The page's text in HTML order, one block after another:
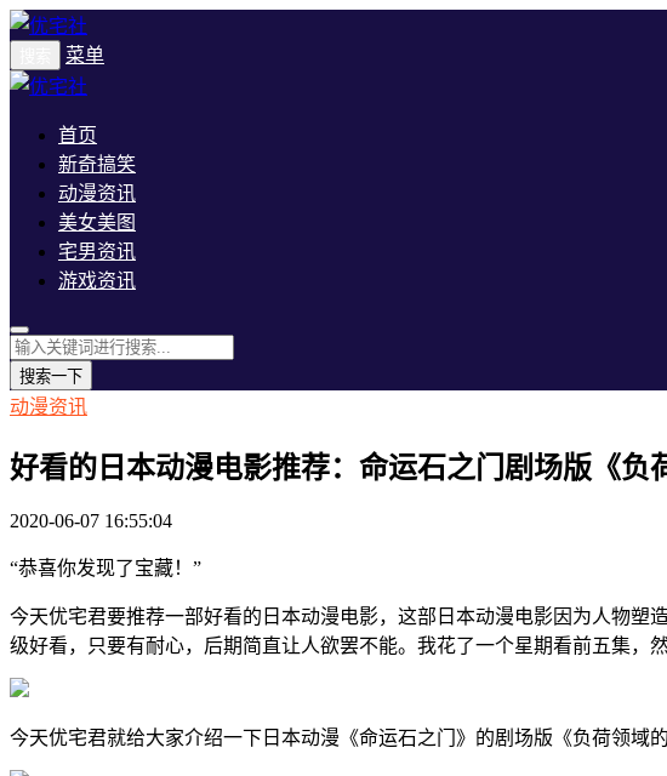
菜单
首页
新奇搞笑
动漫资讯
美女美图
宅男资讯
游戏资讯
搜索一下
动漫资讯
好看的日本动漫电影推荐：命运石之门剧场版《负
2020-06-07 16:55:04
“恭喜你发现了宝藏！”
今天优宅君要推荐一部好看的日本动漫电影，这部日本动漫电影因为人物
级好看，只要有耐心，后期简直让人欲罢不能。我花了一个星期看前五集，
今天优宅君就给大家介绍一下日本动漫《命运石之门》的剧场版《负荷领域